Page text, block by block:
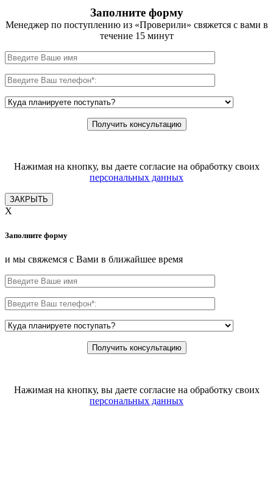
Заполните форму
Менеджер по поступлению из «Проверили» свяжется с вами в
течение 15 минут
Нажимая на кнопку, вы даете согласие на обработку своих
персональных данных
ЗАКРЫТЬ
X
Заполните форму
и мы свяжемся с Вами в ближайшее время
Нажимая на кнопку, вы даете согласие на обработку своих
персональных данных